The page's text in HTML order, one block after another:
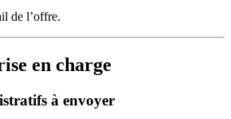
de l’offre.
en charge
à envoyer